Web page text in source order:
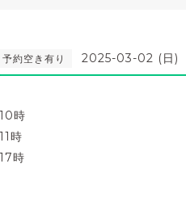
予約空き有り 2025-03-02 (日)
10時
11時
17時